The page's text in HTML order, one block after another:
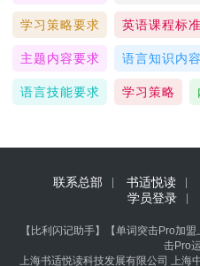
学习策略要求 英语课程标
主题内容要求 语言知识内
语言技能要求 学习策略
联系总部 书适悦读
学员登录
【比利闪记助手】【单词突击Pro加
击Pro
上海书适悦读科技发展有限公司 上海